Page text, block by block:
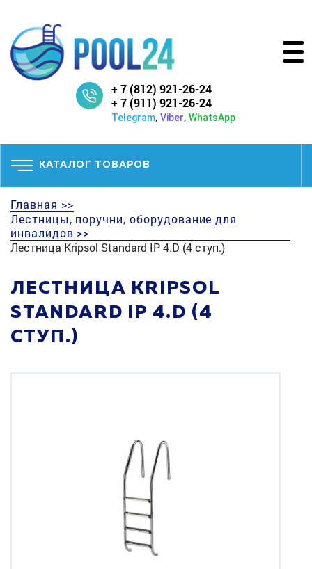
+ 7 (812) 921-26-24
+ 7 (911) 921-26-24
Telegram, Viber, WhatsApp
КАТАЛОГ ТОВАРОВ
Главная >>
Лестницы, поручни, оборудование для
инвалидов >>
Лестница Kripsol Standard IP 4.D (4 ступ.)
ЛЕСТНИЦА KRIPSOL
STANDARD IP 4.D (4
СТУП.)